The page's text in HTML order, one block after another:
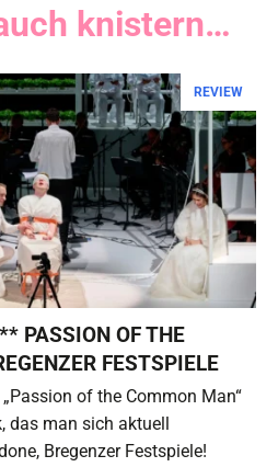
knistern…
REVIEW
PASSION OF THE
FESTSPIELE
of the Common Man“
das man sich aktuell
Bregenzer Festspiele!